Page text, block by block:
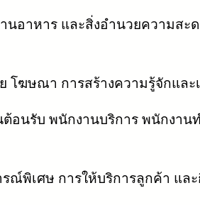
อาหาร และสิ่งอำนวยความสะด
โฆษณา การสร้างความรู้จักแล
อนรับ พนักงานบริการ พนักงาน
ณ์พิเศษ การให้บริการลูกค้า แล